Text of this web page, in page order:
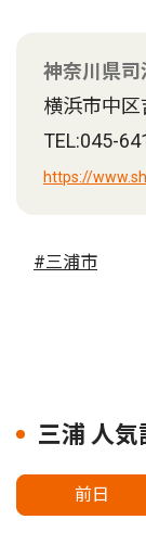
神奈川県司
横浜市中区
TEL:045-
https://
#三浦市
三浦 人
前日